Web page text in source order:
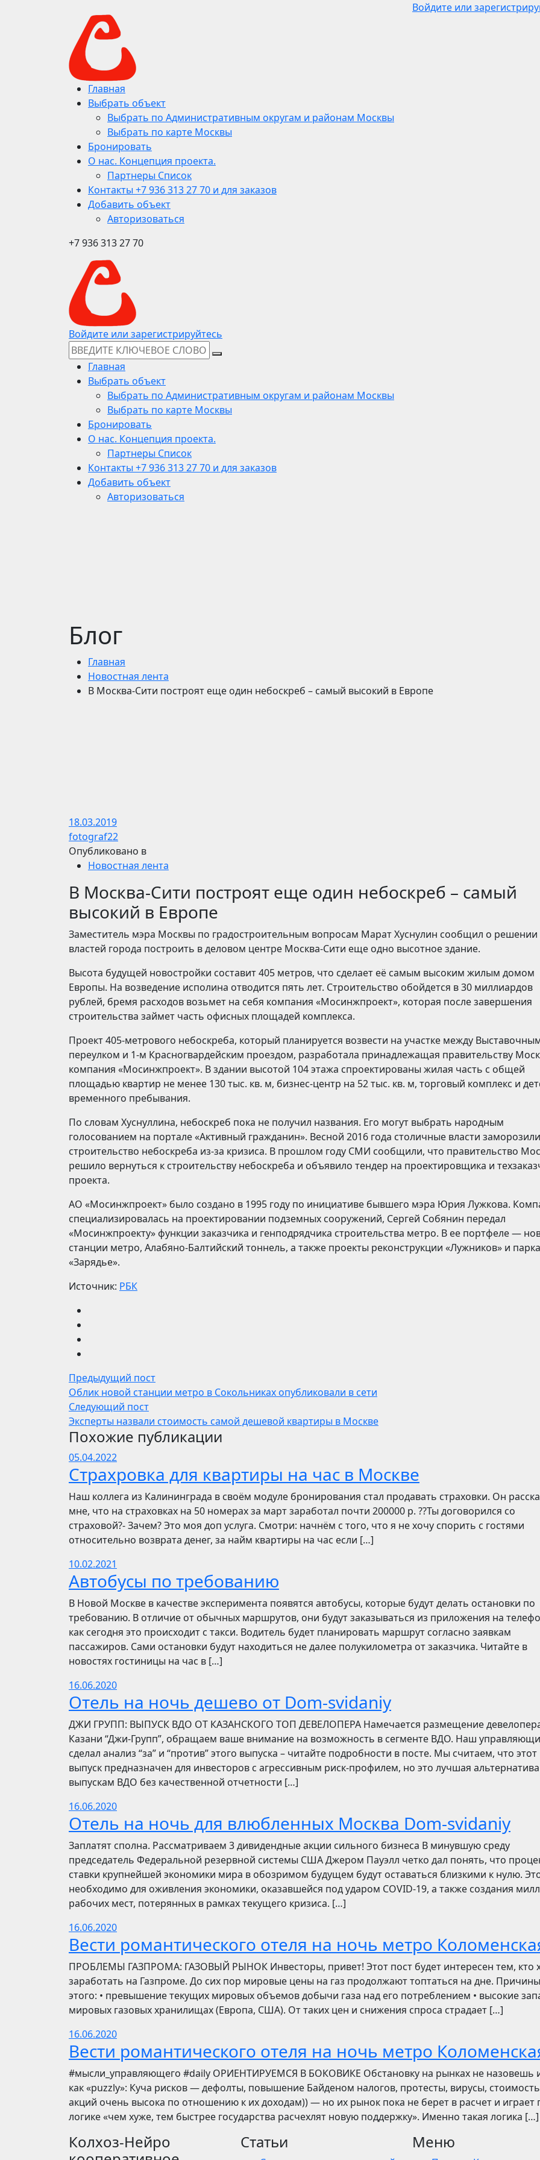
Войдите или
Главная
Выбрать объект
Выбрать по Административным округам и районам Москвы
Выбрать по карте Москвы
Бронировать
О нас. Концепция проекта.
Партнеры Список
Контакты +7 936 313 27 70 и для заказов
Добавить объект
Авторизоваться
+7 936 313 27 70
Войдите или зарегистрируйтесь
Главная
Выбрать объект
Выбрать по Административным округам и районам Москвы
Выбрать по карте Москвы
Бронировать
О нас. Концепция проекта.
Партнеры Список
Контакты +7 936 313 27 70 и для заказов
Добавить объект
Авторизоваться
Блог
Главная
Новостная лента
В Москва-Сити построят еще один небоскреб – самый высокий в Европе
18.03.2019
fotograf22
Опубликовано в
Новостная лента
В Москва-Сити построят еще один небоскреб – самый
высокий в Европе
Заместитель мэра Москвы по градостроительным вопросам Марат Хуснулин сообщил о решении
властей города построить в деловом центре Москва-Сити еще одно высотное здание.
Высота будущей новостройки составит 405 метров, что сделает её самым высоким жилым домом
Европы. На возведение исполина отводится пять лет. Строительство обойдется в 30 миллиардов
рублей, бремя расходов возьмет на себя компания «Мосинжпроект», которая после завершения
строительства займет часть офисных площадей комплекса.
Проект 405-метрового небоскреба, который планируется возвести на участке между
переулком и 1-м Красногвардейским проездом, разработала принадлежащая правительству
компания «Мосинжпроект». В здании высотой 104 этажа спроектированы жилая часть с общей
площадью квартир не менее 130 тыс. кв. м, бизнес-центр на 52 тыс. кв. м, торговый комплекс и
временного пребывания.
По словам Хуснуллина, небоскреб пока не получил названия. Его могут выбрать народным
голосованием на портале «Активный гражданин». Весной 2016 года столичные власти заморозили
строительство небоскреба из-за кризиса. В прошлом году СМИ сообщили, что правительство
решило вернуться к строительству небоскреба и объявило тендер на проектировщика и
проекта.
АО «Мосинжпроект» было создано в 1995 году по инициативе бывшего мэра Юрия Лужкова.
специализировалась на проектировании подземных сооружений, Сергей Собянин передал
«Мосинжпроекту» функции заказчика и генподрядчика строительства метро. В ее портфеле —
станции метро, Алабяно-Балтийский тоннель, а также проекты реконструкции «Лужников» и парка
«Зарядье».
Источник: РБК
Предыдущий пост
Облик новой станции метро в Сокольниках опубликовали в сети
Следующий пост
Эксперты назвали стоимость самой дешевой квартиры в Москве
Похожие публикации
05.04.2022
Страхровка для квартиры на час в Москве
Наш коллега из Калининграда в своём модуле бронирования стал продавать страховки. Он
мне, что на страховках на 50 номерах за март заработал почти 200000 р. ??Ты договорился со
страховой?- Зачем? Это моя доп услуга. Смотри: начнём с того, что я не хочу спорить с гостями
относительно возврата денег, за найм квартиры на час если […]
10.02.2021
Автобусы по требованию
В Новой Москве в качестве эксперимента появятся автобусы, которые будут делать остановки по
требованию. В отличие от обычных маршрутов, они будут заказываться из приложения на
как сегодня это происходит с такси. Водитель будет планировать маршрут согласно заявкам
пассажиров. Сами остановки будут находиться не далее полукилометра от заказчика. Читайте в
новостях гостиницы на час в […]
16.06.2020
Отель на ночь дешево от Dom-svidaniy
​​ДЖИ ГРУПП: ВЫПУСК ВДО ОТ КАЗАНСКОГО ТОП ДЕВЕЛОПЕРА Намечается размещение
Казани “Джи-Групп”, обращаем ваше внимание на возможность в сегменте ВДО. Наш
сделал анализ “за” и “против” этого выпуска – читайте подробности в посте. Мы считаем, что этот
выпуск предназначен для инвесторов с агрессивным риск-профилем, но это лучшая альтернатива
выпускам ВДО без качественной отчетности […]
16.06.2020
Отель на ночь для влюбленных Москва Dom-svidaniy
Заплатят сполна. Рассматриваем 3 дивидендные акции сильного бизнеса В минувшую среду
председатель Федеральной резервной системы США Джером Пауэлл четко дал понять, что
ставки крупнейшей экономики мира в обозримом будущем будут оставаться близкими к нулю.
необходимо для оживления экономики, оказавшейся под ударом COVID-19, а также создания
рабочих мест, потерянных в рамках текущего кризиса. […]
16.06.2020
Вести романтического отеля на ночь метро
ПРОБЛЕМЫ ГАЗПРОМА: ГАЗОВЫЙ РЫНОК Инвесторы, привет! Этот пост будет интересен тем, кто
заработать на Газпроме. До сих пор мировые цены на газ продолжают топтаться на дне. Причины
этого: • превышение текущих мировых объемов добычи газа над его потреблением • высокие
мировых газовых хранилищах (Европа, США). От таких цен и снижения спроса страдает […]
16.06.2020
Вести романтического отеля на ночь метро
​​#мысли_управляющего #daily ОРИЕНТИРУЕМСЯ В БОКОВИКЕ Обстановку на рынках не назовешь
как «puzzly»: Куча рисков — дефолты, повышение Байденом налогов, протесты, вирусы, стоимость
акций очень высока по отношению к их доходам)) — но их рынок пока не берет в расчет и играет
логике «чем хуже, тем быстрее государства расчехлят новую поддержку». Именно такая логика […]
Колхоз-Нейро
Статьи Меню